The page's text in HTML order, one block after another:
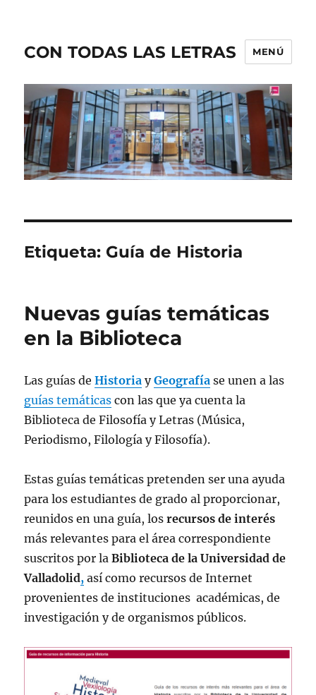
CON TODAS LAS LETRAS MENÚ
Etiqueta: Guía de Historia
Nuevas guías temáticas
en la Biblioteca
Las guías deHistoria yGeografía se unen a las
guías temáticas con las que ya cuenta la
Biblioteca de Filosofía y Letras (Música,
Periodismo, Filología y Filosofía).
Estas guías temáticas pretenden ser una ayuda
para los estudiantes de grado al proporcionar,
reunidos en una guía, losrecursos de interés
más relevantes para el área correspondiente
suscritos por laBiblioteca de la Universidad de
Valladolid, así como recursos de Internet
provenientes de instituciones académicas, de
investigación y de organismos públicos.